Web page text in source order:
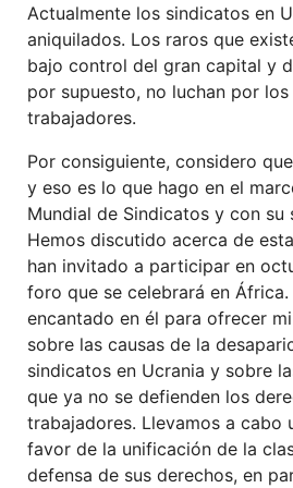
Actualmente los sindicatos en
aniquilados. Los raros que
bajo control del gran capital y
por supuesto, no luchan por
trabajadores.
Por consiguiente, considero
y eso es lo que hago en el
Mundial de Sindicatos y con su
Hemos discutido acerca de
han invitado a participar en
foro que se celebrará en
encantado en él para ofrecer
sobre las causas de la
sindicatos en Ucrania y sobre
que ya no se defienden los
trabajadores. Llevamos a cabo
favor de la unificación de la
defensa de sus derechos, en